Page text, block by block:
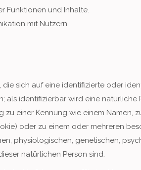
Funktionen und Inhalte.
mit Nutzern.
sich auf eine identifizierte oder
als identifizierbar wird eine natürliche
einer Kennung wie einem Namen,
oder zu einem oder mehreren
physiologischen, genetischen,
natürlichen Person sind.